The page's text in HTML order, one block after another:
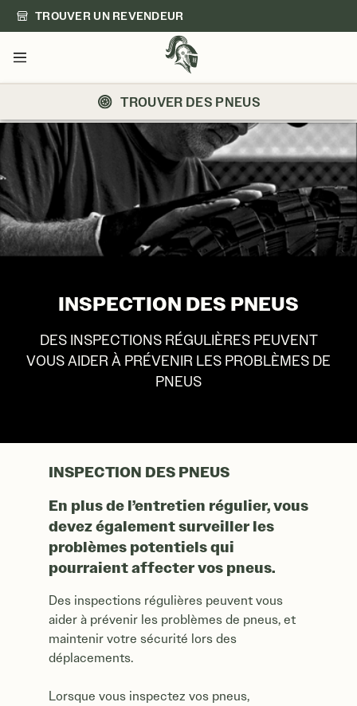
TROUVER UN REVENDEUR
Menu
TROUVER DES PNEUS
INSPECTION DES PNEUS
INSPECTION DES PNEUS
DES INSPECTIONS RÉGULIÈRES PEUVENT
VOUS AIDER À PRÉVENIR LES PROBLÈMES DE
PNEUS
INSPECTION DES PNEUS
En plus de l’entretien régulier, vous
devez également surveiller les
problèmes potentiels qui
pourraient affecter vos pneus.
Des inspections régulières peuvent vous
aider à prévenir les problèmes de pneus, et
maintenir votre sécurité lors des
déplacements.
Lorsque vous inspectez vos pneus,